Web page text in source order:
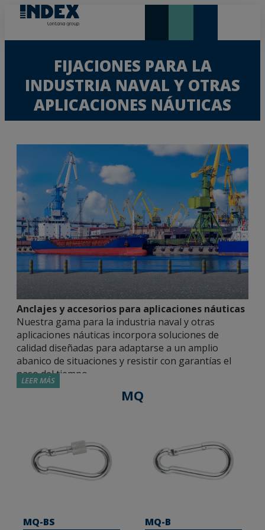
FIJACIONES PARA LA
INDUSTRIA NAVAL Y OTRAS
APLICACIONES NÁUTICAS
Anclajes y accesorios para aplicaciones náuticas
Nuestra gama para la industria naval y otras
aplicaciones náuticas incorpora soluciones de
calidad diseñadas para adaptarse a un amplio
abanico de situaciones y resistir con garantías el
paso del tiempo.
rendimiento. Contamos con anclajes macho de
expansión (MT); anclajes de expansión por
deformación con rosca hembra (HE); tornillos de
instituciones independientes, que acreditan su
LEER MÁS
MQ
MQ-BS MQ-B